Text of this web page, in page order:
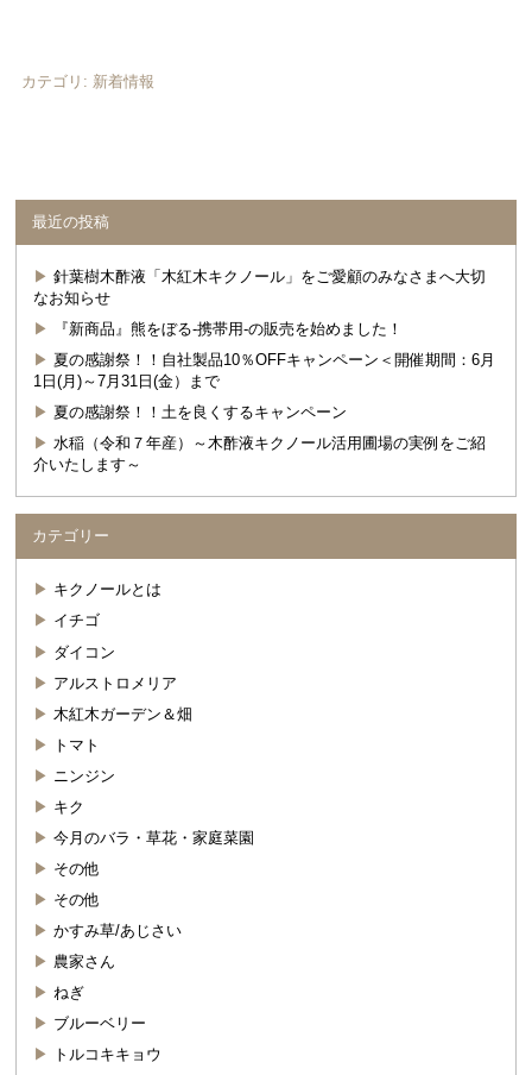
す)
カテゴリ: 新着情報
最近の投稿
針葉樹木酢液「木紅木キクノール」をご愛顧のみなさまへ大切
なお知らせ
『新商品』熊をぼる-携帯用-の販売を始めました！
夏の感謝祭！！自社製品10％OFFキャンペーン＜開催期間：6月
1日(月)～7月31日(金）まで
夏の感謝祭！！土を良くするキャンペーン
水稲（令和７年産）～木酢液キクノール活用圃場の実例をご紹
介いたします～
カテゴリー
キクノールとは
イチゴ
ダイコン
アルストロメリア
木紅木ガーデン＆畑
トマト
ニンジン
キク
今月のバラ・草花・家庭菜園
その他
その他
かすみ草/あじさい
農家さん
ねぎ
ブルーベリー
トルコキキョウ